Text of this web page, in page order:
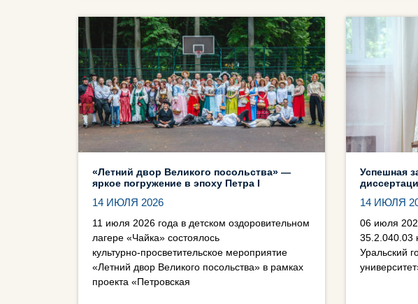
«Летний двор Великого посольства» —
яркое погружение в эпоху Петра I
14 ИЮЛЯ 2026
11 июля 2026 года в детском оздоровительном
лагере «Чайка» состоялось
культурно‑просветительское мероприятие
«Летний двор Великого посольства» в рамках
проекта «Петровская
Успешная
14 ИЮЛЯ
06 июля
Уральский